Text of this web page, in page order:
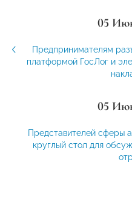
05
Предпринимателям
платформой ГосЛог и
05
Представителей сферы
круглый стол для